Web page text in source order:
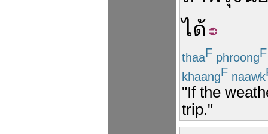
ได้
thaaF phroongF
khaangF naawk
"If the
trip."